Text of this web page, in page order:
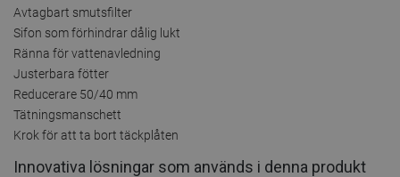
Avtagbart smutsfilter
Sifon som förhindrar dålig lukt
Ränna för vattenavledning
Justerbara fötter
Reducerare 50/40 mm
Tätningsmanschett
Krok för att ta bort täckplåten
Innovativa lösningar som används i denna produkt